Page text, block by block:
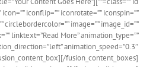
iconflip=”” iconrotate=”” iconspin=””
circlebordercolor=”” image=”” image_id=””
linktext=”Read More” animation_type=””
fusion_content_boxes]